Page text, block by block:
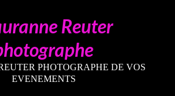
PHOTOGRAPHE DE VOS
EVENEMENTS